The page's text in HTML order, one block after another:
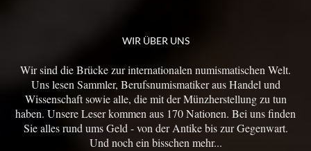
WIR ÜBER UNS
Wir sind die Brücke zur internationalen numismatischen Welt.
Uns lesen Sammler, Berufsnumismatiker aus Handel und
Wissenschaft sowie alle, die mit der Münzherstellung zu tun
haben. Unsere Leser kommen aus 170 Nationen. Bei uns finden
Sie alles rund ums Geld - von der Antike bis zur Gegenwart.
Und noch ein bisschen mehr...